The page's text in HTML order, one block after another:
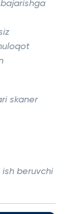
skaner
beruvchi